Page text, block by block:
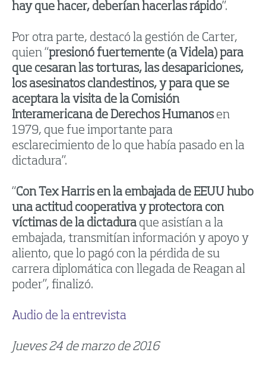
hay que hacer, deberían hacerlas rápido”.
Por otra parte, destacó la gestión de Carter,
quien “presionó fuertemente (a Videla) para
que cesaran las torturas, las desapariciones,
los asesinatos clandestinos, y para que se
aceptara la visita de la Comisión
Interamericana de Derechos Humanosen
1979, que fue importante para
esclarecimiento de lo que había pasado en la
dictadura”.
“Con Tex Harris en la embajada de EEUU hubo
una actitud cooperativa y protectora con
víctimas de la dictadura que asistían a la
embajada, transmitían información y apoyo y
aliento, que lo pagó con la pérdida de su
carrera diplomática con llegada de Reagan al
poder”, finalizó.
Audio de la entrevista
Jueves 24 de marzo de 2016